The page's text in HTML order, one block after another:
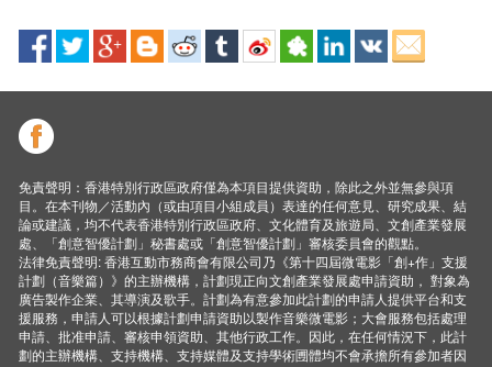
免責聲明：香港特別行政區政府僅為本項目提供資助，除此之外並無參與項
目。在本刊物／活動內（或由項目小組成員）表達的任何意見、研究成果、結
論或建議，均不代表香港特別行政區政府、文化體育及旅遊局、文創產業發展
處、「創意智優計劃」秘書處或「創意智優計劃」審核委員會的觀點。
法律免責聲明: 香港互動市務商會有限公司乃《第十四屆微電影「創+作」支援
計劃（音樂篇）》的主辦機構，計劃現正向文創產業發展處申請資助， 對象為
廣告製作企業、其導演及歌手。計劃為有意參加此計劃的申請人提供平台和支
援服務，申請人可以根據計劃申請資助以製作音樂微電影；大會服務包括處理
申請、批准申請、審核申領資助、其他行政工作。因此，在任何情況下，此計
劃的主辦機構、支持機構、支持媒體及支持學術圑體均不會承擔所有參加者因